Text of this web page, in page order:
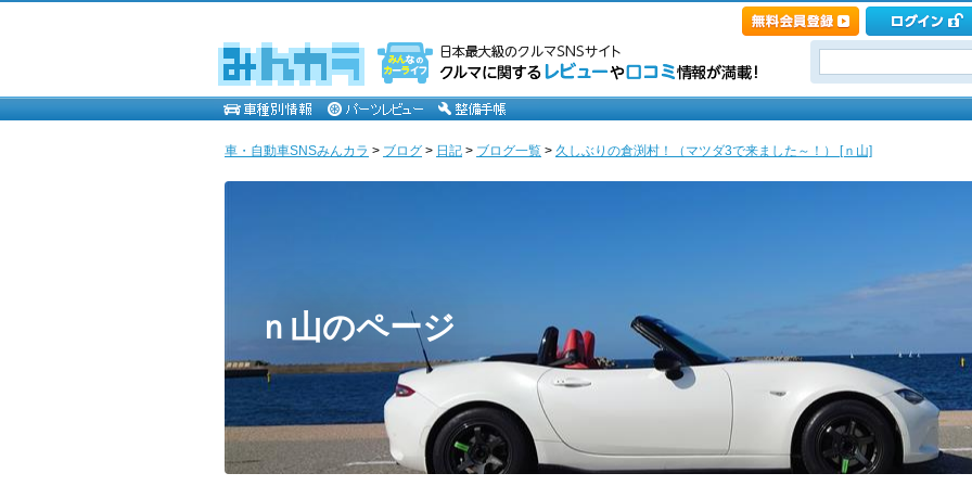
車・自動車SNSみんカラ > ブログ > 日記 > ブログ一覧 > 久しぶりの倉渕村！（マツダ3で来ました～！） [ｎ山]
ｎ山のページ